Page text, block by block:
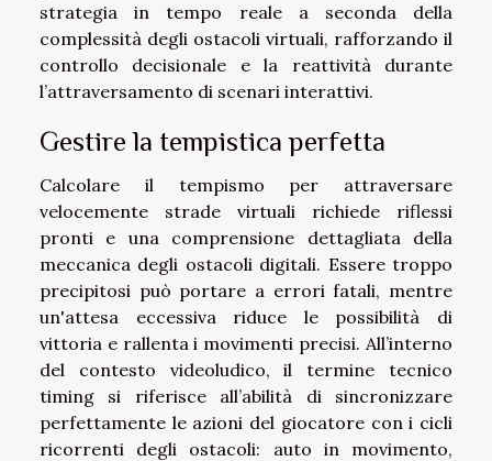
strategia in tempo reale a seconda della
complessità degli ostacoli virtuali, rafforzando il
controllo decisionale e la reattività durante
l’attraversamento di scenari interattivi.
Gestire la tempistica perfetta
Calcolare il tempismo per attraversare
velocemente strade virtuali richiede riflessi
pronti e una comprensione dettagliata della
meccanica degli ostacoli digitali. Essere troppo
precipitosi può portare a errori fatali, mentre
un'attesa eccessiva riduce le possibilità di
vittoria e rallenta i movimenti precisi. All’interno
del contesto videoludico, il termine tecnico
timing si riferisce all’abilità di sincronizzare
perfettamente le azioni del giocatore con i cicli
ricorrenti degli ostacoli: auto in movimento,